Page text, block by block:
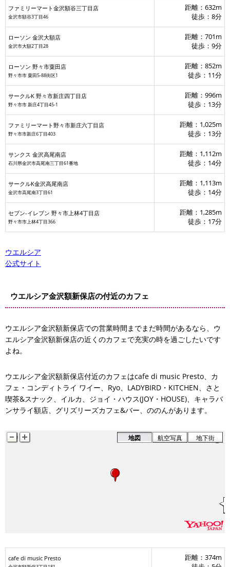
K 野々市新庄四丁目店
ファミリーマート金沢額谷三丁目店
金沢市額谷3丁目46
距離：632m
徒歩：8分
ローソン 金沢大額店
金沢市大額2丁目28
距離：701m
徒歩：9分
ローソン 野々市粟田店
野々市市 粟田5‐88街区1
距離：852m
徒歩：11分
サークルK 野々市新庄四丁目店
野々市市 新庄4丁目45-1
距離：996m
徒歩：13分
ファミリーマート野々市新庄六丁目店
野々市市新庄6丁目403
距離：1,025m
徒歩：13分
サンクス 金沢高尾南店
石川県金沢市高尾南三丁目61番地
距離：1,112m
徒歩：14分
サークルK金沢高尾南店
金沢市高尾南3丁目61
距離：1,113m
徒歩：14分
セブン‐イレブン 野々市上林4丁目店
野々市市上林4丁目366
距離：1,285m
徒歩：17分
ウエルシア
公式サイト
ウエルシア金沢額新保店の付近のカフェ
ウエルシア金沢額新保店での営業時間までまだ時間があるなら、ウ
エルシア金沢額新保店の近くのカフェで充実の時を過ごしたいです
よね。
ウエルシア金沢額新保店付近のカフェはcafe di music Presto、カ
フェ・コンディトライ ワイー、Ryo、LADYBIRD・KITCHEN、さと
喫茶&スナック、イルカ、ジョイ・ハウス(JOY・HOUSE)、キャラバ
ンサライ額店、グリズリーズカフェ&バー、ののんがあります。
cafe di music Presto
さと喫茶&スナック
地図 航空写真 地下街
cafe di music Presto
距離：374m